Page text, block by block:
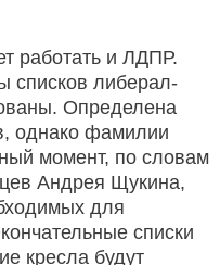
работать и ЛДПР.
списков либерал-
Определена
однако фамилии
момент, по словам
Андрея Щукина,
для
списки
кресла будут